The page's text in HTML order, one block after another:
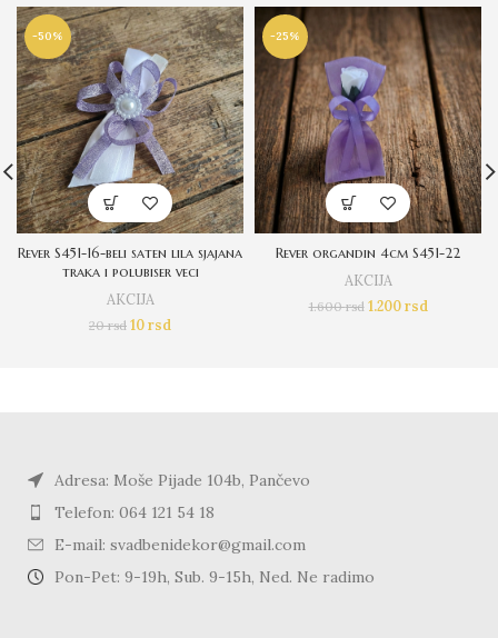
-50%
Rever S451-16-beli saten lila sjajana
traka i polubiser veci
AKCIJA
20rsd 10rsd
-25%
Rever organdin 4cm S451-22
AKCIJA
1.600rsd 1.200rsd
Adresa: Moše Pijade 104b, Pančevo
Telefon: 064 121 54 18
E-mail: svadbenidekor@gmail.com
Pon-Pet: 9-19h, Sub. 9-15h, Ned. Ne radimo